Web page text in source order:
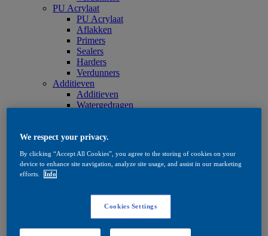
PU Acrylaat
PU Acrylaat
Aflakken
Primers
Sealers
Harders
Verdunners
Additieven
Additieven
Watergedragen
Olie en was
Onderhoud
Onderhoud
Olie en was
We respect your privacy.
By clicking “Accept All Cookies”, you agree to the storing of cookies on your
device to enhance site navigation, analyze site usage, and assist in our marketing
efforts.
Info
Cookies Settings